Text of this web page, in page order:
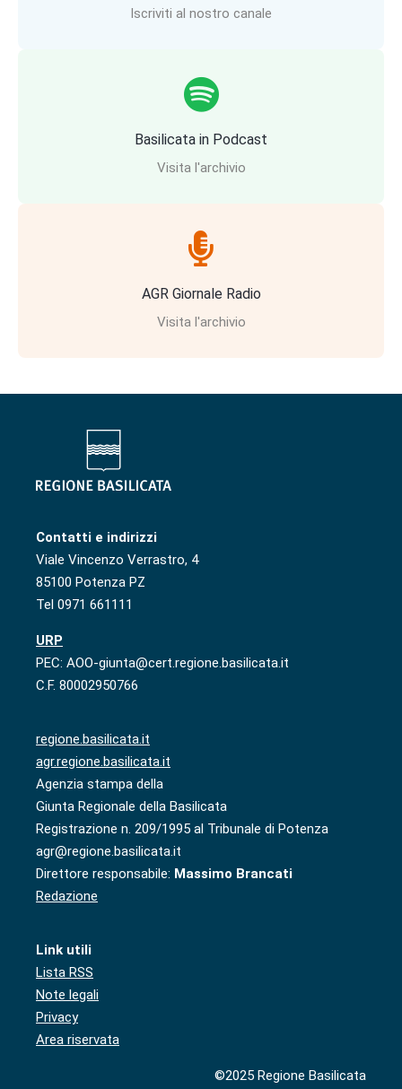
Iscriviti al nostro canale
Basilicata in Podcast
Visita l'archivio
AGR Giornale Radio
Visita l'archivio
Contatti e indirizzi
Viale Vincenzo Verrastro, 4
85100 Potenza PZ
Tel 0971 661111
URP
PEC: AOO-giunta@cert.regione.basilicata.it
C.F. 80002950766
regione.basilicata.it
agr.regione.basilicata.it
Agenzia stampa della
Giunta Regionale della Basilicata
Registrazione n. 209/1995 al Tribunale di Potenza
agr@regione.basilicata.it
Direttore responsabile: Massimo Brancati
Redazione
Link utili
Lista RSS
Note legali
Privacy
Area riservata
©2025 Regione Basilicata